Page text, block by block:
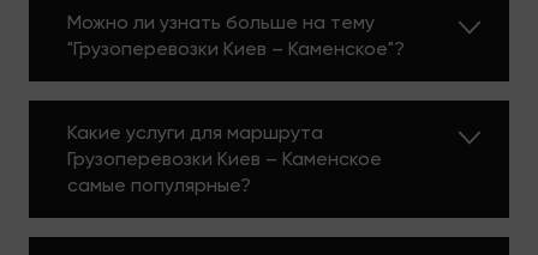
распаковываем;
производи уборку после себя, утилизацию
Киев – Каменское (Днепродзержинск) вернул себе
имя, которое было у него до 1936 года,
расположен на берегах Днепродзержинского
водохранилища. Город промышленный, деловой,
требующий задорного ритма, поэтому будет
Можно ли узнать больше на тему
"Грузоперевозки Киев – Каменское"?
Какие услуги для маршрута
Грузоперевозки Киев – Каменское
самые популярные?